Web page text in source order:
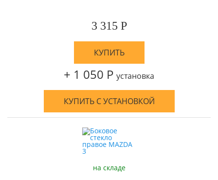
3 315 Р
КУПИТЬ
+ 1 050 Р установка
КУПИТЬ С УСТАНОВКОЙ
на складе